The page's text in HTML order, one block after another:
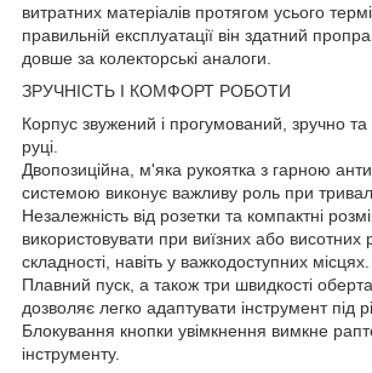
витратних матеріалів протягом усього
правильній експлуатації він здатний
довше за колекторські аналоги.
ЗРУЧНІСТЬ І КОМФОРТ РОБОТИ
Корпус звужений і прогумований, зручно
руці.
Двопозиційна, м'яка рукоятка з гарною
системою виконує важливу роль при
Незалежність від розетки та компактні
використовувати при виїзних або висотних
складності, навіть у важкодоступних місцях.
Плавний пуск, а також три швидкості
дозволяє легко адаптувати інструмент під
Блокування кнопки увімкнення вимкне
інструменту.